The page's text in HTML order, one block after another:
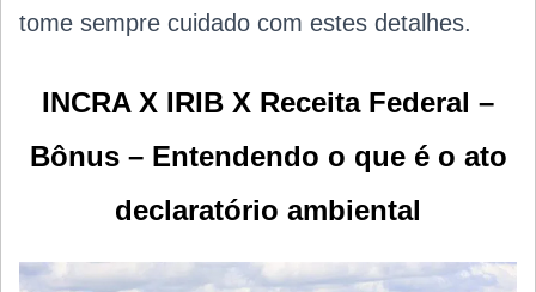
tome sempre cuidado com estes detalhes.
INCRA X IRIB X Receita Federal –
Bônus – Entendendo o que é o ato
declaratório ambiental